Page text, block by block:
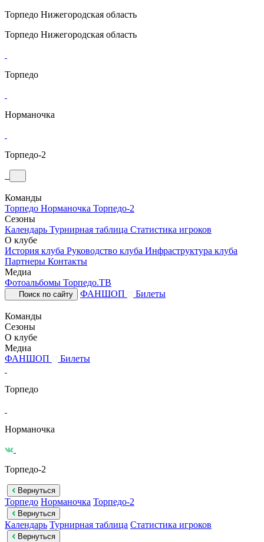
Торпедо Нижегородская область
Торпедо Нижегородская область
Торпедо
Норманочка
Торпедо-2
Команды
Торпедо Норманочка Торпедо-2
Сезоны
Календарь Турнирная таблица Статистика игроков
О клубе
История клуба Руководство клуба Инфраструктура клуба
Партнеры Контакты
Медиа
Фотоальбомы Торпедо.ТВ
Поиск по сайту ФАНШОП Билеты
Команды
Сезоны
О клубе
Медиа
ФАНШОП
Билеты
Торпедо
Норманочка
Торпедо-2
Вернуться
Торпедо Норманочка Торпедо-2
Вернуться
Календарь Турнирная таблица Статистика игроков
Вернуться